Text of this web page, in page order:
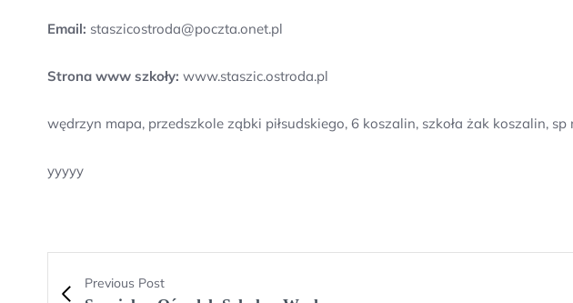
Email: staszicostroda@poczta.onet.pl
Strona www szkoły: www.staszic.ostroda.pl
wędrzyn mapa, przedszkole ząbki piłsudskiego, 6 koszalin, szkoła żak koszalin,
yyyyy
Previous Post